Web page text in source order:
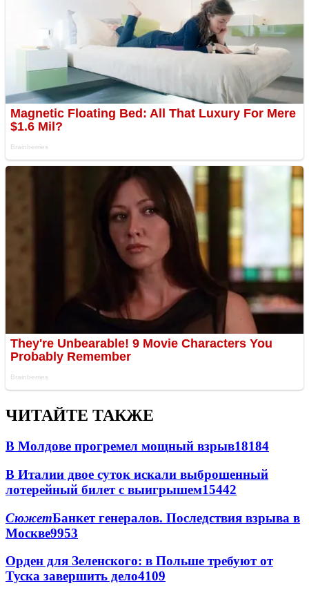
ЧИТАЙТЕ ТАКЖЕ
В Молдове прогремел мощный взрыв18184
В Италии двое суток искали выброшенный
лотерейный билет с выигрышем15442
СюжетБанкет генералов. Последствия взрыва в
Москве9953
Орден для Зеленского: в Польше требуют от
Туска завершить дело4109